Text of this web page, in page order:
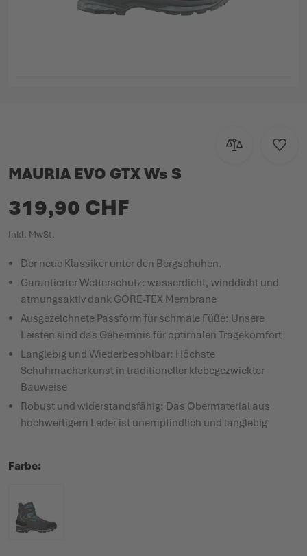
Zur Zur
MAURIA EVO GTX Ws S
319,90 CHF
Inkl. MwSt.
Der neue Klassiker unter den Bergschuhen.
Garantierter Wetterschutz: wasserdicht, winddicht und
atmungsaktiv dank GORE-TEX Membrane
Ausgezeichnete Passform für schmale Füße: Unsere
Leisten sind das Geheimnis für optimalen Tragekomfort
Langlebig und Wiederbesohlbar: Höchste
Schuhmacherkunst in traditioneller klebegezwickter
Bauweise
Robust und widerstandsfähig: Das Obermaterial aus
hochwertigem Leder ist unempfindlich und langlebig
Farbe